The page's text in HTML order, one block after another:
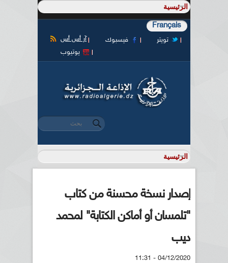
Français
آر أس أس فيسبوك
تويتر
يوتيوب
استمارة البحث
‏بحث ‏
إصدار نسخة محسنة من كتاب
"تلمسان أو أماكن الكتابة" لمحمد
ديب
04/12/2020 - 11:31